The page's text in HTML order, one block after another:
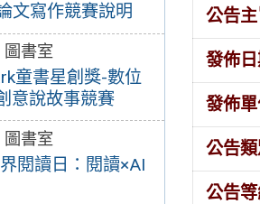
文寫作競賽說明
圖書室
童書星創獎-數位
意說故事競賽
圖書室
閱讀日：閱讀×AI
公告
發佈日
發佈
公告類
公告